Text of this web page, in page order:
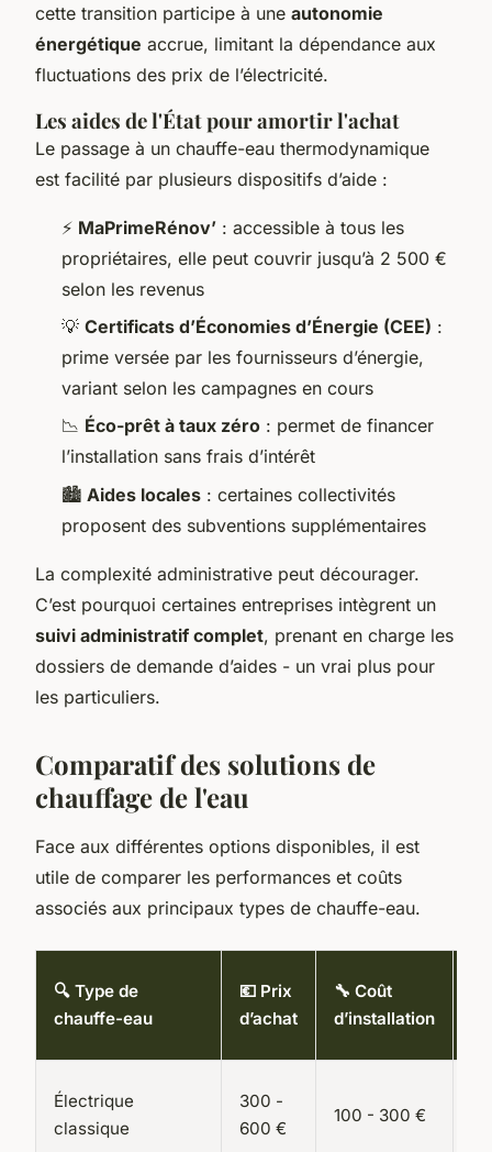
cette transition participe à une autonomie
énergétique accrue, limitant la dépendance aux
fluctuations des prix de l’électricité.
Les aides de l'État pour amortir l'achat
Le passage à un chauffe-eau thermodynamique
est facilité par plusieurs dispositifs d’aide :
⚡ MaPrimeRénov’ : accessible à tous les
propriétaires, elle peut couvrir jusqu’à 2 500 €
selon les revenus
💡 Certificats d’Économies d’Énergie (CEE) :
prime versée par les fournisseurs d’énergie,
variant selon les campagnes en cours
📉 Éco-prêt à taux zéro : permet de financer
l’installation sans frais d’intérêt
🏙️ Aides locales : certaines collectivités
proposent des subventions supplémentaires
La complexité administrative peut décourager.
C’est pourquoi certaines entreprises intègrent un
suivi administratif complet, prenant en charge les
dossiers de demande d’aides - un vrai plus pour
les particuliers.
Comparatif des solutions de
chauffage de l'eau
Face aux différentes options disponibles, il est
utile de comparer les performances et coûts
associés aux principaux types de chauffe-eau.
🔍 Type de
chauffe-eau
💶 Prix
d’achat
🔧 Coût
d’installation
Électrique
classique
300 -
600 €
100 - 300 €